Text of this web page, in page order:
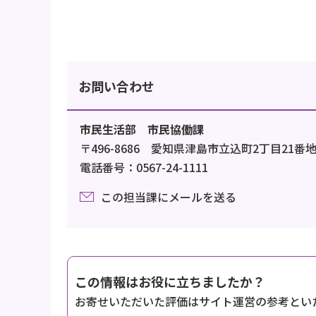
お問い合わせ
市民生活部 市民協働課
〒496-8686 愛知県津島市立込町2丁目21番地
電話番号：0567-24-1111
この担当課にメールを送る
この情報はお役に立ちましたか？
お寄せいただいた評価はサイト運営の参考とい